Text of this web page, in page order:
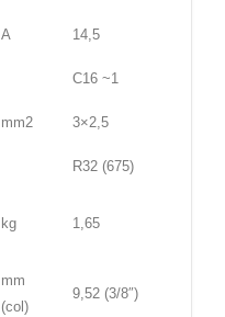
A 14,5
C16 ~1
mm2 3×2,5
R32 (675)
kg 1,65
mm
(col)
9,52 (3/8″)